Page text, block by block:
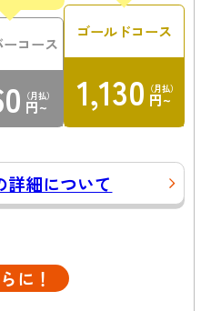
ーコース
円~
（月払）
ゴールドコース
1,130 円~
（月払）
詳細について
に！